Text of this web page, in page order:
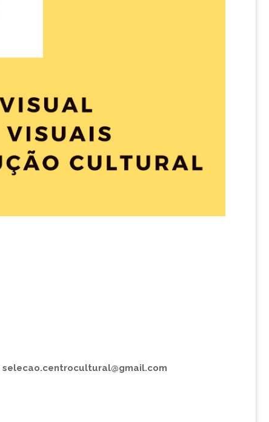
selecao.centrocultural@gmail.com